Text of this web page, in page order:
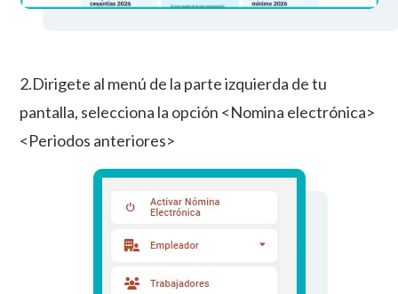
2.Dirigete al menú de la parte izquierda de tu
pantalla, selecciona la opción <Nomina electrónica>
<Periodos anteriores>